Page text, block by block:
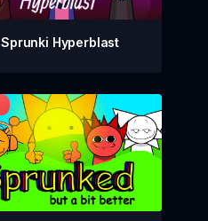
Sprunki Hyperblast